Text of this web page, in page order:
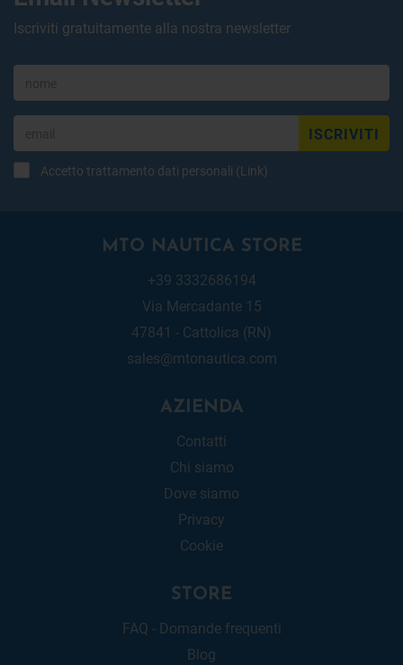
Iscriviti gratuitamente alla nostra newsletter
ISCRIVITI
Accetto trattamento dati personali (Link)
MTO NAUTICA STORE
+39 3332686194
Via Mercadante 15
47841 - Cattolica (RN)
sales@mtonautica.com
AZIENDA
Contatti
Chi siamo
Dove siamo
Privacy
Cookie
STORE
FAQ - Domande frequenti
Blog